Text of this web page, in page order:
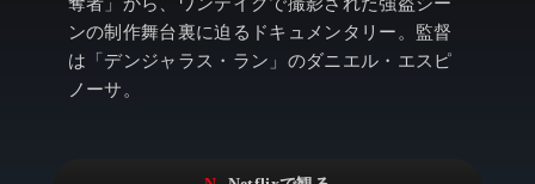
リアリティ
Netflix Video
…
ンの制作舞台裏に迫るドキュメンタリー。監督
は「デンジャラス・ラン」のダニエル・エスピ
ノーサ。